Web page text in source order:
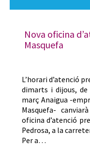
Nova oficina
Masquefa
L’horari d’atenció
dimarts i dijous, de
març Anaigua -
Masquefa-
oficina d’atenció
Pedrosa, a la
Per a…